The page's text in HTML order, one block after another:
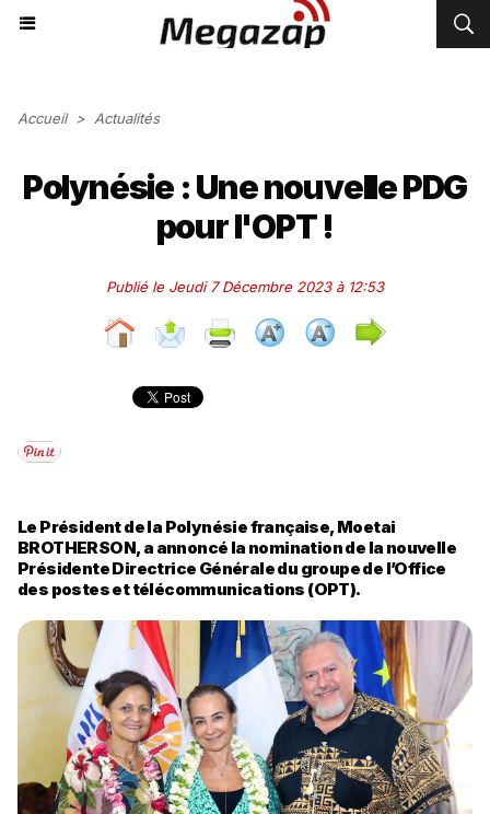
Accueil > Actualités
Polynésie : Une nouvelle PDG
pour l'OPT !
Publié le Jeudi 7 Décembre 2023 à 12:53
Le Président de la Polynésie française, Moetai
BROTHERSON, a annoncé la nomination de la nouvelle
Présidente Directrice Générale du groupe de l’Office
des postes et télécommunications (OPT).